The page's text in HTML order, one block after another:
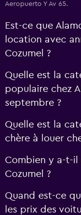
Aeropuerto Y Av 65.
Est-ce que
location avec
Cozumel ?
Quelle est la
populaire chez
septembre ?
Quelle est la
chère à louer
Combien y a-t-il
Cozumel ?
Quand est-ce
les prix des